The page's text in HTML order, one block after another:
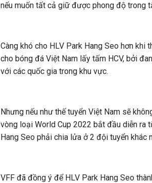
nếu muốn tất cả giữ được phong độ trong
Càng khó cho HLV Park Hang Seo hơn khi
cho bóng đá Việt Nam lấy tấm HCV, bởi
với các quốc gia trong khu vực.
Nhưng nếu như thế tuyển Việt Nam sẽ
vòng loại World Cup 2022 bắt đầu diễn ra
Hang Seo phải chia lửa ở 2 đội tuyển khác
VFF đã đồng ý để HLV Park Hang Seo